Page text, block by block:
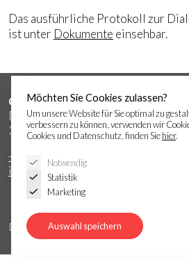
Das ausführliche Protokoll zur
ist unter Dokumente einsehbar.
Gemeindeverwaltung Signau
Dorfstrasse 5
3534 Signau
+41 (0)34 497 11 25
info@signau.ch
DatenschutzImpressum
Möchten Sie Cookies zulassen?
Um unsere Website für Sie optimal zu
verbessern zu können, verwenden wir
Cookies und Datenschutz, finden Siehier.
Notwendig
Statistik
Marketing
Auswahl speichern